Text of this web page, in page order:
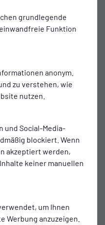
grundlegende
Funktion
anonym.
zu verstehen, wie
nutzen.
und Social-Media-
blockiert. Wenn
akzeptiert werden,
keiner manuellen
um Ihnen
Werbung anzuzeigen.
reichlich
es ein großer Erfolg,
für die Qualirunde
konnten. Nach
bleibt unterm Strich
die Leistungsklasse
zu groß.
für die SSVg
zu einem Großteil aus
Spielzeit noch in der
war auch erst zu
erstmals zum Spielbetrieb
über schmerzhafte